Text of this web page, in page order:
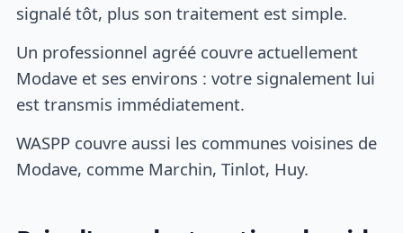
signalé tôt, plus son traitement est simple.
Un professionnel agréé couvre actuellement
Modave et ses environs : votre signalement lui
est transmis immédiatement.
WASPP couvre aussi les communes voisines de
Modave, comme Marchin, Tinlot, Huy.